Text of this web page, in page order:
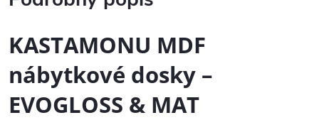
KASTAMONU MDF
nábytkové dosky –
EVOGLOSS & MAT